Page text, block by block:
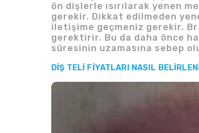
ön dişlerle ısırılarak yenen
gerekir. Dikkat edilmeden
iletişime geçmeniz gerekir.
gerektirir. Bu da daha önce
süresinin uzamasına sebep
DİŞ TELİ FİYATLARI NASIL